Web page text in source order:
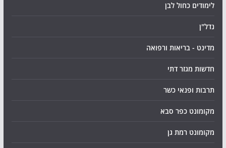
לימודים כחול לבן
נדל"ן
מדינט - בריאות ורפואה
חדשות מגזר דתי
תרבות ופנאי כשר
מקומונט כפר סבא
מקומונט רמת גן